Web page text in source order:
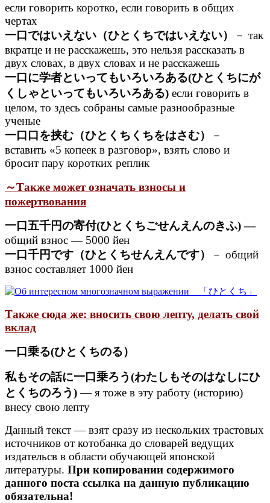
если говорить коротко, если говорить в общих
чертах
一口ではいえない（ひとくちではいえない）
－ так
вкратце и не расскажешь, это нельзя рассказать в
двух словах, в двух словах и не расскажешь
一口に学者といってもいろいろある(ひとくちにが
くしゃといってもいろいろある) если говорить в
целом, то здесь собраны самые разнообразные
ученые
一口口を挟む（ひとくちくちをはさむ）
－
вставить «5 копеек в разговор», взять слово и
бросит пару коротких реплик
～Также может означать взносы и
пожертвования
一口五千円の寄付(ひとくちごせんえんのきふ) —
общий взнос — 5000 йен
一口千円です（ひとくちせんえんです）
－ общий
взнос составляет 1000 йен
Также сюда же: вносить свою лепту, делать свой
вклад
一口乗る(ひとくちのる）
私もその話に一口乗ろう(わたしもそのはなしにひ
とくちのろう)— я тоже в эту работу (историю)
внесу свою лепту
Данный текст — взят сразу из нескольких трастовых
источников от котобанка до словарей ведущих
издательсв в области обучающей японской
литературы. При копировании содержимого
данного поста ссылка на данную публикацию
обязательна!